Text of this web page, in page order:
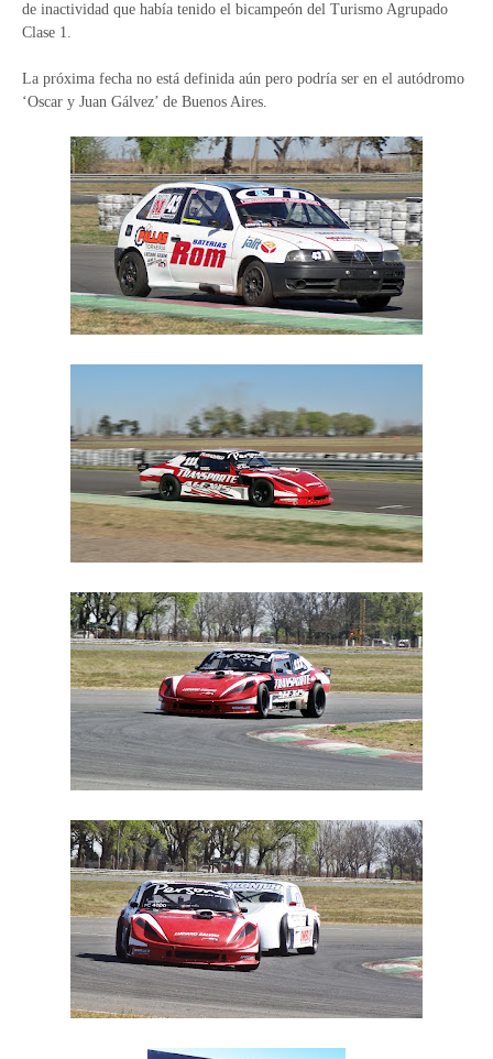
de inactividad que había tenido el bicampeón del Turismo Agrupado
Clase 1.
La próxima fecha no está definida aún pero podría ser en el autódromo
‘Oscar y Juan Gálvez’ de Buenos Aires.